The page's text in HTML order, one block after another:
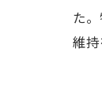
た
維持